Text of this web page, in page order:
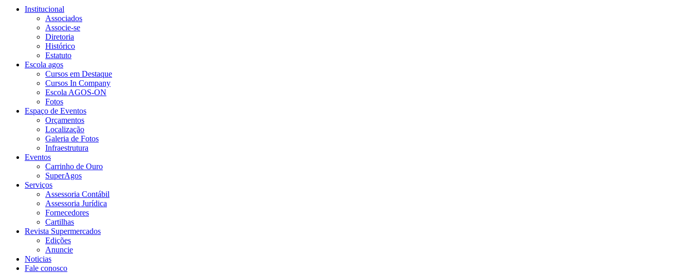
Institucional
Associados
Associe-se
Diretoria
Histórico
Estatuto
Escola agos
Cursos em Destaque
Cursos In Company
Escola AGOS-ON
Fotos
Espaço de Eventos
Orçamentos
Localização
Galeria de Fotos
Infraestrutura
Eventos
Carrinho de Ouro
SuperAgos
Serviços
Assessoria Contábil
Assessoria Jurídica
Fornecedores
Cartilhas
Revista Supermercados
Edições
Anuncie
Noticias
Fale conosco